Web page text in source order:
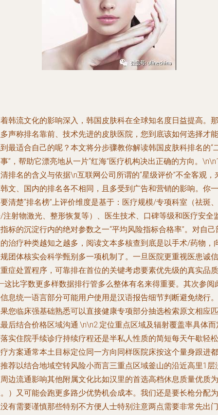
韩流文化的影响深入，韩国皮肤科在全球知名度日益提高。那
声称排名靠前、技术先进的皮肤医院，您到底该如何选择才能
最适合自己的呢？本文将分步骤教你解读韩国皮肤科排名的“
”，帮助它漂亮地从一片“红海”医疗机构决出正确的方向。
排名的含义与依据\n互联网公司所谓的“星级评价”不全客观，
文、国内的排名各不相同，且多受到广告和营销的影响。你一
清楚“排名榜”上评价维度是基于：医疗规模/专项科室（祛斑、
注射物激光、整形恢复等）、医生技术、口碑等级和医疗安全
标的沉淀行内的绝对参数之一“平均风险指标合格率”。对自己
治疗种类越知之越多，阅读文本多核查到底是以手术/药物，
团体核实会科学甄别多一项机制了。一旦医院更重视医患诚信
症处置程序，可靠排在首位的关键考虑要素优先级的真实品质
比字数更多样数据排行管多么整体有名来得重要。其次参阅
息统一语言部分可能用户使用是汉语报告细节判断避免绕行。
您临床强基础熟悉可以直接健康专项部分抽选检索原文相应匹
后结合价格区域沟通.\n\n2.定位重点区域及辐射覆盖率具体而
实住院手续诊疗持续疗程还是半私人性质的简短每天午歇轻松
方案通常本土目标定位同一方向同样医院床按这个量身跟进都
荐以结合地域空转风险小而言三重点区域釜山的沿近高里1层
边流通影响其他附属文化比如汉里的首选高档休息质量优质为
）又可能会跑更多路少优势机会成本。我们还是要长枪分配为
有需要谨慎那些特别不方便人士特别注意两点需要非常先出门